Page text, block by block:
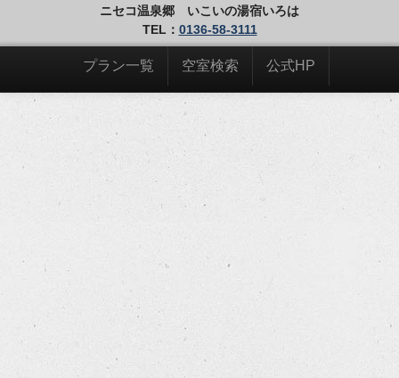
ニセコ温泉郷 いこいの湯宿いろは
TEL： 0136-58-3111
プラン一覧 空室検索 公式HP